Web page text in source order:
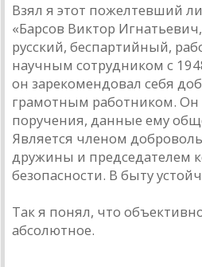
Взял я этот пожелтевший
«Барсов Виктор
русский, беспартийный,
научным сотрудником с
он зарекомендовал себя
грамотным работником.
поручения, данные ему
Является членом
дружины и председателем
безопасности. В быту
Так я понял, что
абсолютное.